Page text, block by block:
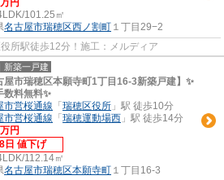
円
101.25㎡
名古屋市瑞穂区西ノ割町 １丁目29−2
所駅徒歩12分！施工：メルディア
新築一戸建
屋市瑞穂区本願寺町1丁目16-3新築戸建】✨️
数料無料✨️
市営桜通線 「 瑞穂区役所 」駅 徒歩10分
市営桜通線 「 瑞穂運動場西 」駅 徒歩14分
円
日 値下げ
112.14㎡
名古屋市瑞穂区本願寺町 １丁目16-3